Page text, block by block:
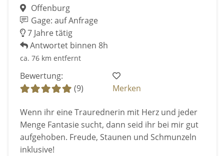
Offenburg
Gage: auf Anfrage
7 Jahre tätig
Antwortet binnen 8h
ca. 76 km entfernt
Bewertung:
(9)
Merken
Wenn ihr eine Traurednerin mit Herz und jeder
Menge Fantasie sucht, dann seid ihr bei mir gut
aufgehoben. Freude, Staunen und Schmunzeln
inklusive!